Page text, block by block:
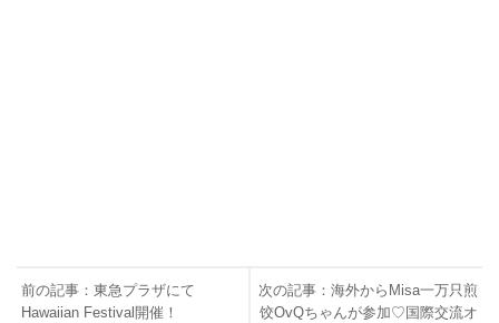
前の記事：東急プラザにて
Hawaiian Festival開催！
次の記事：海外からMisa一万只煎
饺OvQちゃんが参加♡国際交流オ